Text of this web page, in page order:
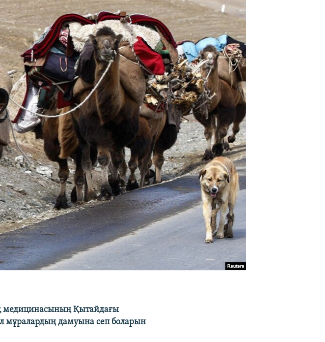
медицинасының Қытайдағы
мұралардың дамуына сеп боларын